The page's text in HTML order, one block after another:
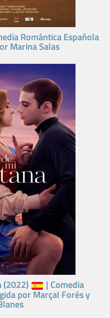
Romántica Española
Marina Salas
(2022) | Comedia
por Marçal Forés y